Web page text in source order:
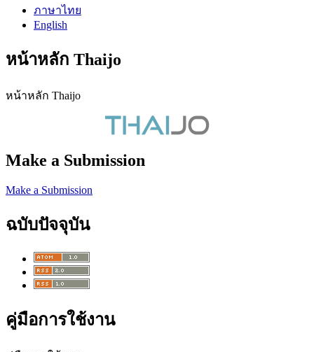
ภาษาไทย
English
หน้าหลัก Thaijo
หน้าหลัก Thaijo
Make a Submission
Make a Submission
ฉบับปัจจุบัน
คู่มือการใช้งาน